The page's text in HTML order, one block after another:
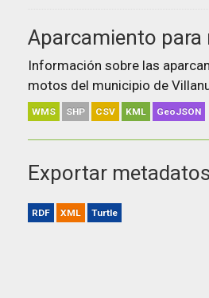
Aparcamiento para
Información sobre las
motos del municipio de
WMS SHP CSV KML GeoJSON
Exportar
RDF XML Turtle